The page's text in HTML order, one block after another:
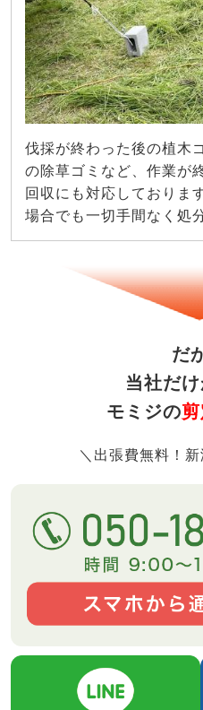
伐採が終わった後の植木
の除草ゴミなど、作業が
回収にも対応しておりま
場合でも一切手間なく処
だ
当社だ
モミジの
＼出張費無料！